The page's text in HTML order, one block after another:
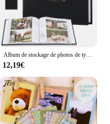
Album de stockage de photos de type interfeuille, couverture en lin, collection de photos de croissance des enfants, 6 pouces, 200 pièces, 300 pièces
12,19€